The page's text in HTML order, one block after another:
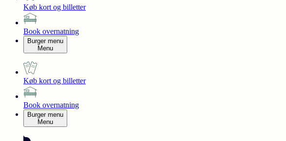
Køb kort og billetter
Book overnatning
Burger menu
Menu
Køb kort og billetter
Book overnatning
Burger menu
Menu